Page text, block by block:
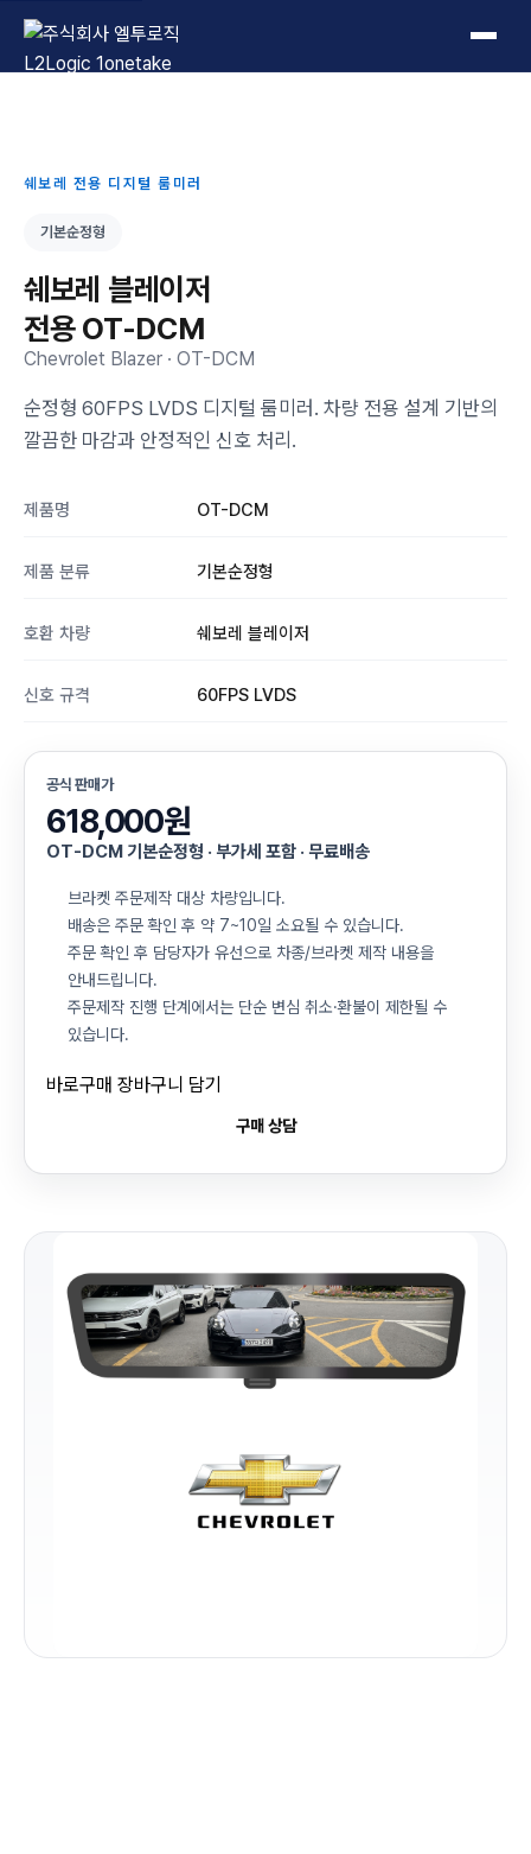
L2Logic 1onetake
쉐보레 전용 디지털 룸미러
기본순정형
쉐보레 블레이저
전용 OT-DCM
Chevrolet Blazer · OT-DCM
순정형 60FPS LVDS 디지털 룸미러. 차량 전용 설계 기반의
깔끔한 마감과 안정적인 신호 처리.
제품명 OT-DCM
제품 분류 기본순정형
호환 차량 쉐보레 블레이저
신호 규격 60FPS LVDS
공식 판매가
618,000원
OT-DCM 기본순정형 · 부가세 포함 · 무료배송
브라켓 주문제작 대상 차량입니다.
배송은 주문 확인 후 약 7~10일 소요될 수 있습니다.
주문 확인 후 담당자가 유선으로 차종/브라켓 제작 내용을
안내드립니다.
주문제작 진행 단계에서는 단순 변심 취소·환불이 제한될 수
있습니다.
바로구매 장바구니 담기
구매 상담